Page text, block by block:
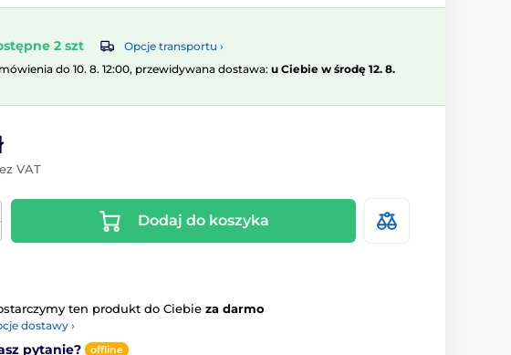
2 szt
Opcje transportu ›
do 10. 8. 12:00, przewidywana dostawa: u Ciebie w środę 12. 8.
VAT
Dodaj do koszyka
ten produkt do Ciebie za darmo
dostawy ›
pytanie? offline